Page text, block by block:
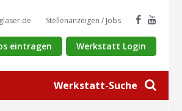
Werkstatt-Suche
Stellenanzeigen / Jobs
eintragen Werkstatt Login